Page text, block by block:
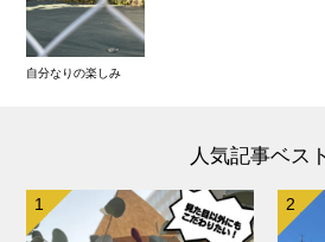
自分なりの楽しみ
人気記事ベス